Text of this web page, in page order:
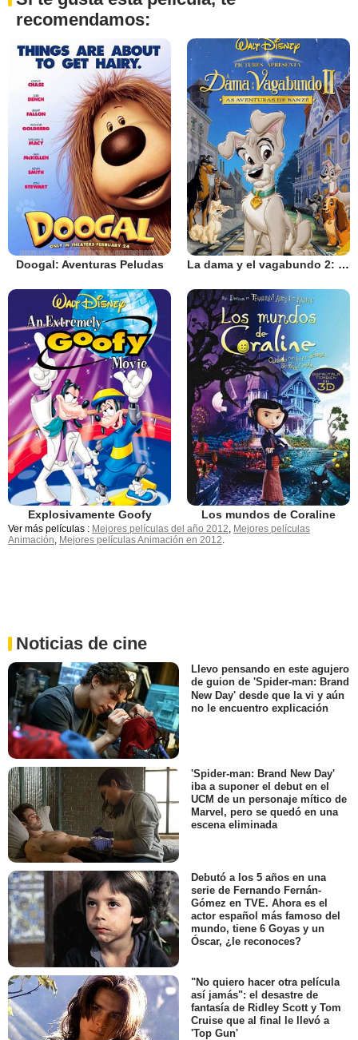
recomendamos:
Doogal: Aventuras Peludas La dama y el vagabundo 2: Las aventuras de Scamp
Explosivamente Goofy Los mundos de Coraline
Ver más películas : Mejores películas del año 2012, Mejores películas
Animación, Mejores películas Animación en 2012.
Noticias de cine
Llevo pensando en este agujero
de guion de 'Spider-man: Brand
New Day' desde que la vi y aún
no le encuentro explicación
'Spider-man: Brand New Day'
iba a suponer el debut en el
UCM de un personaje mítico de
Marvel, pero se quedó en una
escena eliminada
Debutó a los 5 años en una
serie de Fernando Fernán-
Gómez en TVE. Ahora es el
actor español más famoso del
mundo, tiene 6 Goyas y un
Óscar, ¿le reconoces?
"No quiero hacer otra película
así jamás": el desastre de
fantasía de Ridley Scott y Tom
Cruise que al final le llevó a
'Top Gun'